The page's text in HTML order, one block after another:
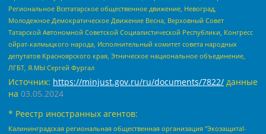
Региональное Всетатарское общественное движение, Невоград,
Молодежное Демократическое Движение Весна, Верховный Совет
Татарской Автономной Советской Социалистической Республики, Конгресс
ойрат-калмыцкого народа, Исполнительный комитет совета народных
депутатов Красноярского края, Этническое национальное объединение,
ЛГБТ, Я.МЫ Сергей Фургал
Источник: https://minjust.gov.ru/ru/documents/7822/ данные
на 03.05.2024
* Реестр иностранных агентов:
Калининградская региональная общественная организация "Экозащита!-Женсовет", Фонд содействия защите прав и свобод граждан "Общественный вердикт", Фонд "Институт Развития Свободы Информации", Частное учреждение "Информационное агентство МЕМО. РУ", Региональная общественная организация "Общественная комиссия по сохранению наследия академика Сахарова", Фонд поддержки свободы прессы, Санкт-Петербургская общественная правозащитная организация "Гражданский контроль", Межрегиональная общественная организация "Информационно-просветительский центр "Мемориал", Региональный Фонд "Центр Защиты Прав Средств Массовой Информации", с 05.12.2023 Фонд "Центр Защиты Прав Средств массовой информации", Региональная общественная благотворительная организация помощи беженцам и мигрантам "Гражданское содействие", Негосударственное образовательное учреждение дополнительного профессионального образования (повышение квалификации) специалистов "АКАДЕМИЯ ПО ПРАВАМ ЧЕЛОВЕКА", Свердловская региональная общественная организация "Сутяжник", Автономная некоммерческая организация "Центр независимых социологических исследований", Союз общественных объединений "Российский исследовательский центр по правам человека", Региональное общественное учреждение научно-информационный центр "МЕМОРИАЛ", Некоммерческая организация "Фонд защиты гласности", Автономная некоммерческая организация "Институт прав человека", Городская общественная организация "Екатеринбургское общество "МЕМОРИАЛ", Городская общественная организация "Рязанское историко-просветительское и правозащитное общество "Мемориал" (Рязанский Мемориал), Челябинский региональный орган общественной самодеятельности – женское общественное объединение "Женщины Евразии", Челябинский региональный орган общественной самодеятельности "Уральская правозащитная группа", Фонд содействия защите здоровья и социальной справедливости имени Андрея Рылькова, Автономная Некоммерческая Организация "Аналитический Центр Юрия Левады", Автономная некоммерческая организация социальной поддержки населения "Проект Апрель", Региональная общественная организация помощи женщинам и детям, находящимся в кризисной ситуации "Информационно-методический центр "Анна", Фонд содействия развитию массовых коммуникаций и правовому просвещению "Так-так-Так", Фонд содействия устойчивому развитию "Серебряная тайга", Свердловский региональный общественный фонд социальных проектов "Новое время", "Idel.Реалии", Кавказ.Реалии, Крым.Реалии, Телеканал Настоящее Время, Татаро-башкирская служба Радио Свобода (Azatliq Radiosi), Радио Свободная Европа/Радио Свобода (PCE/PC), "Сибирь.Реалии", "Фактограф", Благотворительный фонд помощи осужденным и их семьям, Автономная некоммерческая организация "Институт глобализации и социальных движений", Фонд "В защиту прав заключенных", Частное учреждение "Центр поддержки и содействия развитию средств массовой информации", Пензенский региональный общественный благотворительный фонд "Гражданский союз", "Север.Реалии", Некоммерческая организация Фонд "Правовая инициатива", Общество с ограниченной ответственностью "Радио Свободная Европа/Радио Свобода", Чешское информационное агентство "MEDIUM-ORIENT", Красноярская региональная общественная организация "Мы против СПИДа", Камалягин Денис Николаевич, Маркелов Сергей Евгеньевич, Пономарев Лев Александрович, Савицкая Людмила Алексеевна, Автономная некоммерческая организация "Центр по работе с проблемой насилия "НАСИЛИЮ.НЕТ", Межрегиональный профессиональный союз работников здравоохранения "Альянс врачей", Юридическое лицо, зарегистрированное в Латвийской Республике, SIA "Medusa Project" (регистрационный номер 40103797863, дата регистрации 10.06.2014), Некоммерческая организация "Фонд по борьбе с коррупцией", Автономная некоммерческая организация "Институт права и публичной политики", Баданин Роман Сергеевич, Гликин Максим Александрович, Железнова Мария Михайловна, Лукьянова Юлия Сергеевна, Маетная Елизавета Витальевна, Маняхин Петр Борисович, Чуракова Ольга Владимировна, Ярош Юлия Петровна, Юридическое лицо "The Insider SIA", зарегистрированное в Риге, Латвийская Республика (дата регистрации 26.06.2015), являющееся администратором доменного имени интернет-издания "The Insider SIA", https://theins.ru, Постернак Алексей Евгеньевич, Рубин Михаил Аркадьевич, Анин Роман Александрович, Юридическое лицо Istories fonds, зарегистрированное в Латвийской Республике (регистрационный номер 50008295751, дата регистрации 24.02.2020), Великовский Дмитрий Александрович, Долинина Ирина Николаевна, Мароховская Алеся Алексеевна, Шлейнов Роман Юрьевич, Шмагун Олеся Валентиновна, Общество с ограниченной ответственностью "Альтаир 2021", Общество с ограниченной ответственностью "Вега 2021", Общество с ограниченной ответственностью "Главный редактор 2021", Общество с ограниченной ответственностью "Ромашки монолит", Важенков Артем Валерьевич, Ивановская областная общественная организация "Центр гендерных исследований", Гурман Юрий Альбертович, Медиапроект "ОВД-Инфо", Егоров Владимир Владимирович, Жилинский Владимир Александрович, Общество с ограниченной ответственностью "ЗП", Иванова София Юрьевна, Карезина Инна Павловна, Кильтау Екатерина Викторовна, Петров Алексей Викторович, Пискунов Сергей Евгеньевич, Смирнов Сергей Сергеевич, Тихонов Михаил Сергеевич, Общество с ограниченной ответственностью "ЖУРНАЛИСТ-ИНОСТРАННЫЙ АГЕНТ", Арапова Галина Юрьевна, Вольтская Татьяна Анатольевна, Американская компания "Mason G.E.S. Anonymous Foundation" (США), являющаяся владельцем интернет-издания https://mnews.world/, Компания "Stichting Bellingcat", зарегистрированная в Нидерландах (дата регистрации 11.07.2018), Захаров Андрей Вячеславович, Клепиковская Екатерина Дмитриевна, Общество с ограниченной ответственностью "МЕМО", Перл Роман Александрович, Симонов Евгений Алексеевич, Соловьева Елена Анатольевна, Сотников Даниил Владимирович, Сурначева Елизавета Дмитриевна, Автономная некоммерческая организация по защите прав человека и информированию населения "Якутия – Наше Мнение", Общество с ограниченной ответственностью "Москоу диджитал медиа", с 26.01.2023 Общество с ограниченной ответственностью "Чайка Белые сады", Ветошкина Валерия Валерьевна, Заговора Максим Александрович, Межрегиональное общественное движение "Российская ЛГБТ - сеть", Оленичев Максим Владимирович, Павлов Иван Юрьевич, Скворцова Елена Сергеевна, Общество с ограниченной ответственностью "Как бы инагент", Кочетков Игорь Викторович, Общество с ограниченной ответственностью "Честные выборы", Еланчик Олег Александрович, Общество с ограниченной ответственностью "Нобелевский призыв", Гималова Регина Эмилевна, Григорьев Андрей Валерьевич, Григорьева Алина Александровна, Ассоциация по содействию защите прав призывников, альтернативнослужащих и военнослужащих "Правозащитная группа "Гражданин.Армия.Право", Хисамова Регина Фаритовна, Автономная некоммерческая организация по реализации социально-правовых программ "Лилит", Дальневосточное общественное движение "Маяк", Санкт-Петербургская ЛГБТ-инициативная группа "Выход", Инициативная группа ЛГБТ+ "Реверс", Алексеев Андрей Викторович, Бекбулатова Таисия Львовна, Беляев Иван Михайлович, Владыкина Елена Сергеевна, Гельман Марат Александрович, Никульшина Вероника Юрьевна, Толоконникова Надежда Андреевна, Шендерович Виктор Анатольевич, Общество с ограниченной ответственностью "Данное сообщение", Общество с ограниченной ответственностью Издательский дом "Новая глава", Айнбиндер Александра Александровна, Московский комьюнити-центр для ЛГБТ+инициатив, Благотворительный фонд развития филантропии, Deutsche Welle (Германия, Kurt-Schumacher-Strasse 3, 53113 Bonn), Борзунова Мария Михайловна, Воробьев Виктор Викторович, Голубева Анна Львовна, Константинова Алла Михайловна, Малкова Ирина Владимировна, Мурадов Мурад Абдулгалимович, Осетинская Елизавета Николаевна, Понасенков Евгений Николаевич, Ганапольский Матвей Юрьевич, Киселев Евгений Алексеевич, Борухович Ирина Григорьевна, Дремин Иван Тимофеевич, Дубровский Дмитрий Викторович, Красноярская региональная общественная организация поддержки и развития альтернативных образовательных технологий и межкультурных коммуникаций "ИНТЕРРА", Маяковская Екатерина Алексеевна, Фейгин Марк Захарович, Филимонов Андрей Викторович, Дзугкоева Регина Николаевна, Доброхотов Роман Александрович, Дудь Юрий Александрович, Елкин Сергей Владимирович, Кругликов Кирилл Игоревич, Сабунаева Мария Леонидовна, Семенов Алексей Владимирович, Шаинян Карен Багратович, Шульман Екатерина Михайловна, Асафьев Артур Валерьевич, Вахштайн Виктор Семенович, Венедиктов Алексей Алексеевич, Лушникова Екатерина Евгеньевна, Волков Леонид Михайлович, Невзоров Александр Глебович, Пархоменко Сергей Борисович, Сироткин Ярослав Николаевич, Кара-Мурза Владимир Владимирович, Баранова Наталья Владимировна, Гозман Леонид Яковлевич, Кагарлицкий Борис Юльевич, Климарев Михаил Валерьевич, Милов Владимир Станиславович, Автономная некоммерческая организация Краснодарский центр современного искусства "Типография", Моргенштерн Алишер Тагирович, Соболь Любовь Эдуардовна, Общество с ограниченной ответственностью "ЛИЗА НОРМ", Каспаров Гарри Кимович, Ходорковский Михаил Борисович, Общество с ограниченной ответственностью "Апрельские тезисы", Данилович Ирина Брониславовна, Кашин Олег Владимирович, Петров Николай Владимирович, Пивоваров Алексей Владимирович, Соколов Михаил Владимирович, Цветкова Юлия Владимировна, Чичваркин Евгений Александрович, Комитет против пыток/Команда против пыток, Общество с ограниченной ответственностью "Первый научный", Общество с ограниченной ответственностью "Вертолет и ко", Белоцерковская Вероника Борисовна, Кац Максим Евгеньевич, Лазарева Татьяна Юрьевна, Шаведдинов Руслан Табризович, Яшин Илья Валерьевич, Общество с ограниченной ответственностью "Иноагент ААВ", Алешковский Дмитрий Петрович, Альбац Евгения Марковна, Быков Дмитрий Львович, Галямина Юлия Евгеньевна, Лойко Сергей Леонидович, Мартынов Кирилл Константинович, Медведев Сергей Александрович, Крашенинников Федор Геннадиевич, Гордеева Катерина Вл